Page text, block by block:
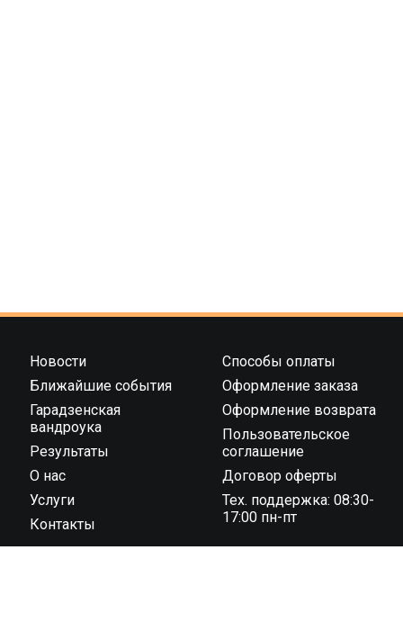
Новости
Ближайшие события
Гарадзенская
вандроука
Результаты
О нас
Услуги
Контакты
Способы оплаты
Оформление заказа
Оформление возврата
Пользовательское
соглашение
Договор оферты
Тех. поддержка: 08:30-
17:00 пн-пт